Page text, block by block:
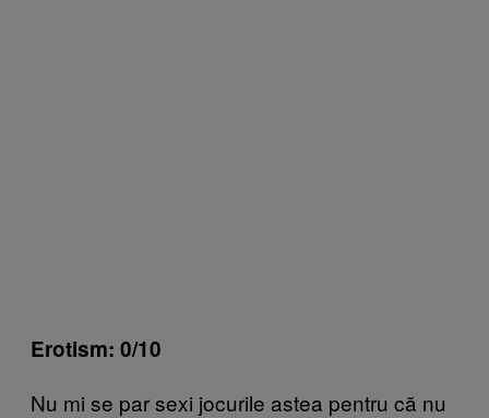
Erotism: 0/10
Nu mi se par sexi jocurile astea pentru că nu